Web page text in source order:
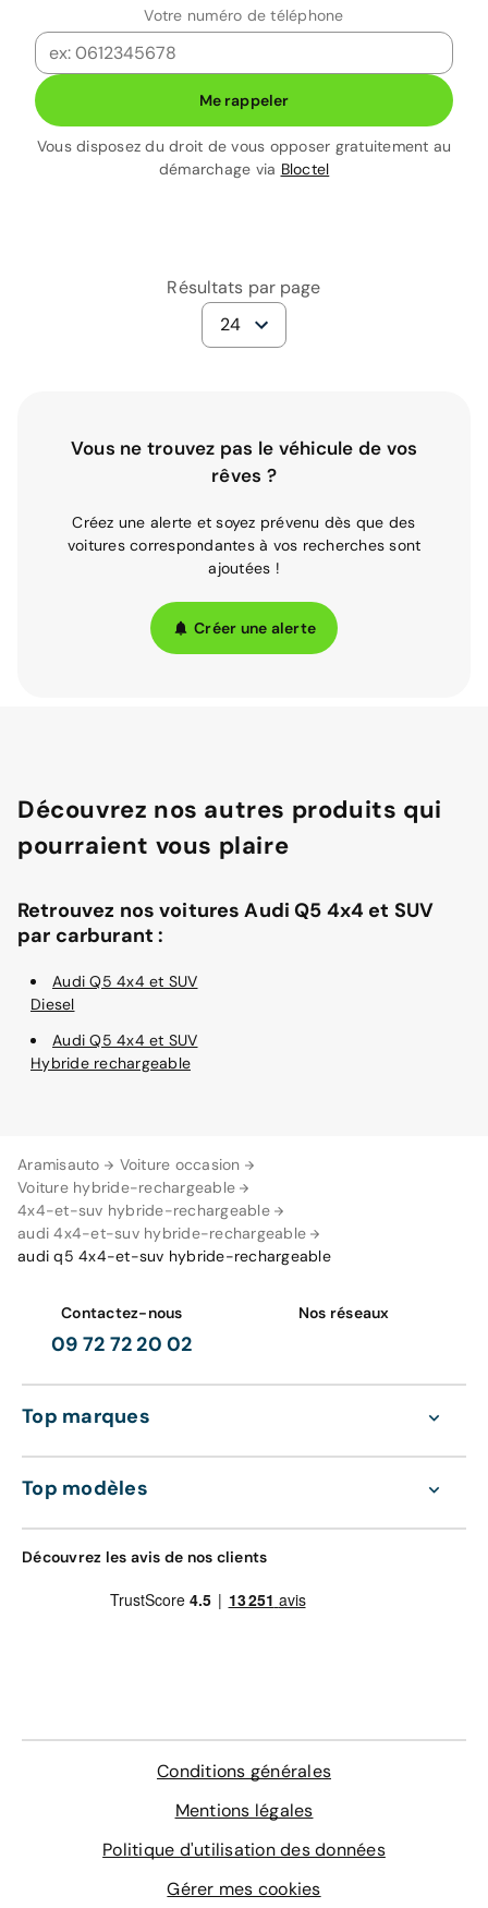
Aramisauto
Voiture occasion
Voiture hybride-rechargeable
4x4-et-suv hybride-rechargeable
audi 4x4-et-suv hybride-rechargeable
audi q5 4x4-et-suv hybride-rechargeable
Votre numéro de téléphone
Me rappeler
Vous disposez du droit de vous opposer gratuitement au
démarchage via Bloctel
Résultats par page
24
Vous ne trouvez pas le véhicule de vos
rêves ?
Créez une alerte et soyez prévenu dès que des
voitures correspondantes à vos recherches sont
ajoutées !
Créer une alerte
Découvrez nos autres produits qui
pourraient vous plaire
Retrouvez nos voitures Audi Q5 4x4 et SUV
par carburant :
Audi Q5 4x4 et SUV
Diesel
Audi Q5 4x4 et SUV
Hybride rechargeable
Contactez-nous
09 72 72 20 02
Nos réseaux
Top marques
Top modèles
Découvrez les avis de nos clients
Conditions générales
Mentions légales
Politique d'utilisation des données
Gérer mes cookies